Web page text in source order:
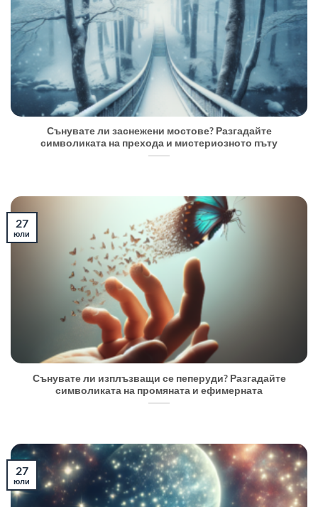
Сънувате ли заснежени мостове? Разгадайте
символиката на прехода и мистериозното пъту
Сънувате ли изплъзващи се пеперуди? Разгадайте
символиката на промяната и ефимерната
27
юли
27
юли